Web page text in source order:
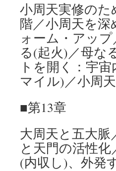
小周天実修の
階／小周天を
ォーム・アッ
る(起火)／母な
トを開く：宇
マイル)／小周
■第13章
大周天と五大
と天門の活性
(内収し)、外発